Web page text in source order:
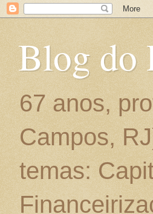
Blog do
67 anos,
Campos,
temas: